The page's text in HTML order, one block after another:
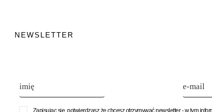
NEWSLETTER
Zapisując się, potwierdzasz że chcesz otrzymywać newsletter - w tym